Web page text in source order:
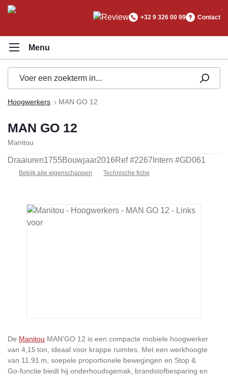
+32 9 326 00 99 Contact
Hoogwerkers MAN GO 12
MAN GO 12
Manitou
Draaiuren1755Bouwjaar2016Ref #2267 Intern #GD061
Bekijk alle eigenschappen Technische fiche
Afbeeldingengalerij overslaan
De Manitou MAN'GO 12 is een compacte mobiele hoogwerker
van 4,15 ton, ideaal voor krappe ruimtes. Met een werkhoogte
van 11,91 m, soepele proportionele bewegingen en Stop &
Go‑functie biedt hij onderhoudsgemak, brandstofbesparing en